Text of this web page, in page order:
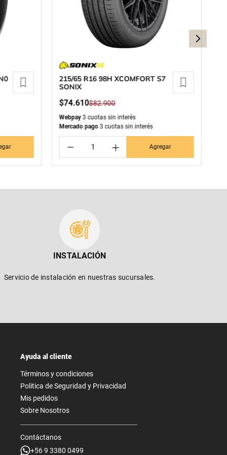
215/65 R16 98H XCOMFORT S7
SONIX
$74.610$82.900
Webpay3 cuotas sin interés
Mercado pago3 cuotas sin interés
＋
－ Agregar
INSTALACIÓN
Servicio de instalación en nuestras sucursales.
Ayuda al cliente
Términos y condiciones
Politica de Seguridad y Privacidad
Mis pedidos
Sobre Nosotros
Contáctanos
+56 9 3380 0499